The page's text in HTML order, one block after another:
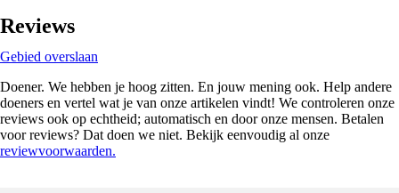
Reviews
Gebied overslaan
Doener. We hebben je hoog zitten. En jouw mening ook. Help andere
doeners en vertel wat je van onze artikelen vindt! We controleren onze
reviews ook op echtheid; automatisch en door onze mensen. Betalen
voor reviews? Dat doen we niet. Bekijk eenvoudig al onze
reviewvoorwaarden.